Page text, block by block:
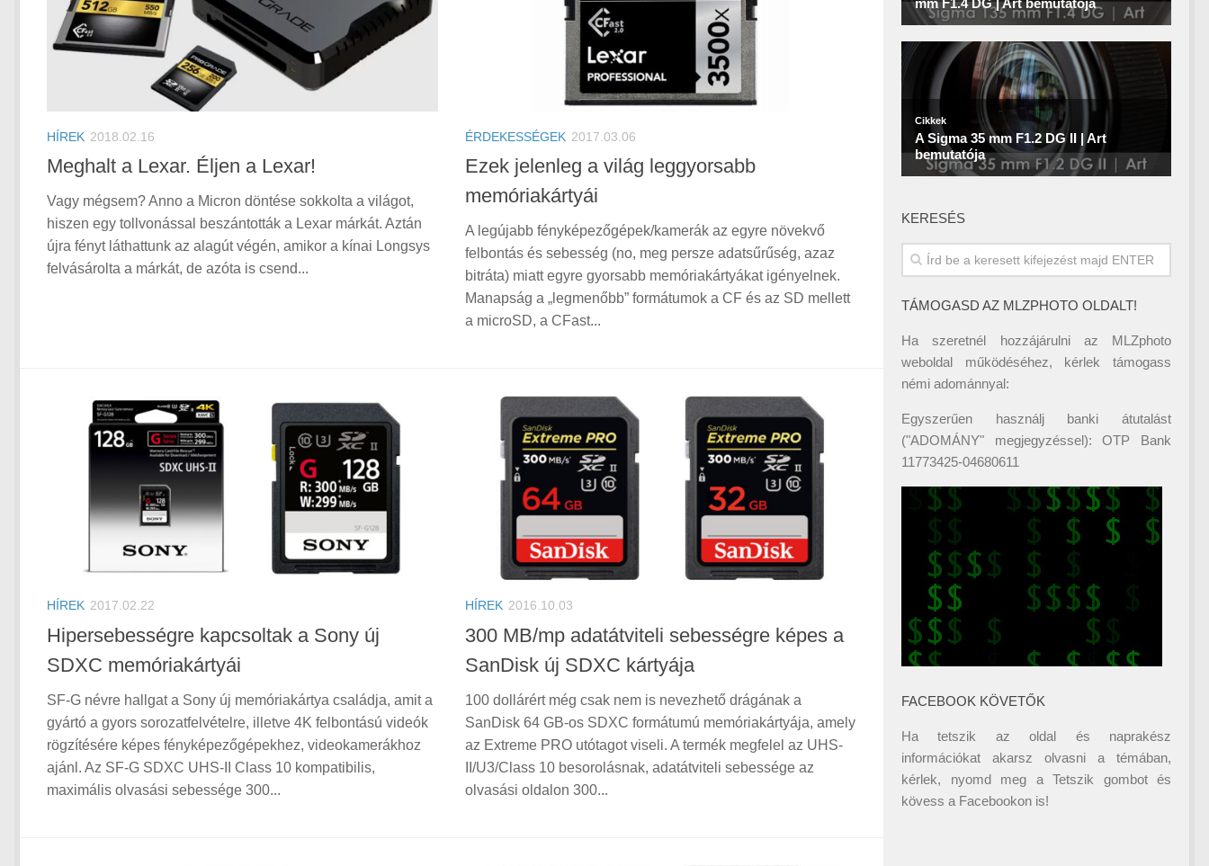
HÍREK 2018.02.16
Meghalt a Lexar. Éljen a Lexar!
Vagy mégsem? Anno a Micron döntése sokkolta a világot,
hiszen egy tollvonással beszántották a Lexar márkát. Aztán
újra fényt láthattunk az alagút végén, amikor a kínai Longsys
felvásárolta a márkát, de azóta is csend...
ÉRDEKESSÉGEK 2017.03.06
Ezek jelenleg a világ leggyorsabb
memóriakártyái
A legújabb fényképezőgépek/kamerák az egyre növekvő
felbontás és sebesség (no, meg persze adatsűrűség, azaz
bitráta) miatt egyre gyorsabb memóriakártyákat igényelnek.
Manapság a „legmenőbb” formátumok a CF és az SD mellett
a microSD, a CFast...
HÍREK 2017.02.22
Hipersebességre kapcsoltak a Sony új
SDXC memóriakártyái
SF-G névre hallgat a Sony új memóriakártya családja, amit a
gyártó a gyors sorozatfelvételre, illetve 4K felbontású videók
rögzítésére képes fényképezőgépekhez, videokamerákhoz
ajánl. Az SF-G SDXC UHS-II Class 10 kompatibilis,
maximális olvasási sebessége 300...
HÍREK 2016.10.03
300 MB/mp adatátviteli sebességre képes a
SanDisk új SDXC kártyája
100 dollárért még csak nem is nevezhető drágának a
SanDisk 64 GB-os SDXC formátumú memóriakártyája, amely
az Extreme PRO utótagot viseli. A termék megfelel az UHS-
II/U3/Class 10 besorolásnak, adatátviteli sebessége az
olvasási oldalon 300...
KERESÉS
TÁMOGASD AZ MLZPHOTO OLDALT!
Ha szeretnél hozzájárulni az MLZphoto
weboldal működéséhez, kérlek támogass
némi adománnyal:
Egyszerűen használj banki átutalást
("ADOMÁNY" megjegyzéssel): OTP Bank
11773425-04680611
FACEBOOK KÖVETŐK
Ha tetszik az oldal és naprakész
információkat akarsz olvasni a témában,
kérlek, nyomd meg a Tetszik gombot és
kövess a Facebookon is!